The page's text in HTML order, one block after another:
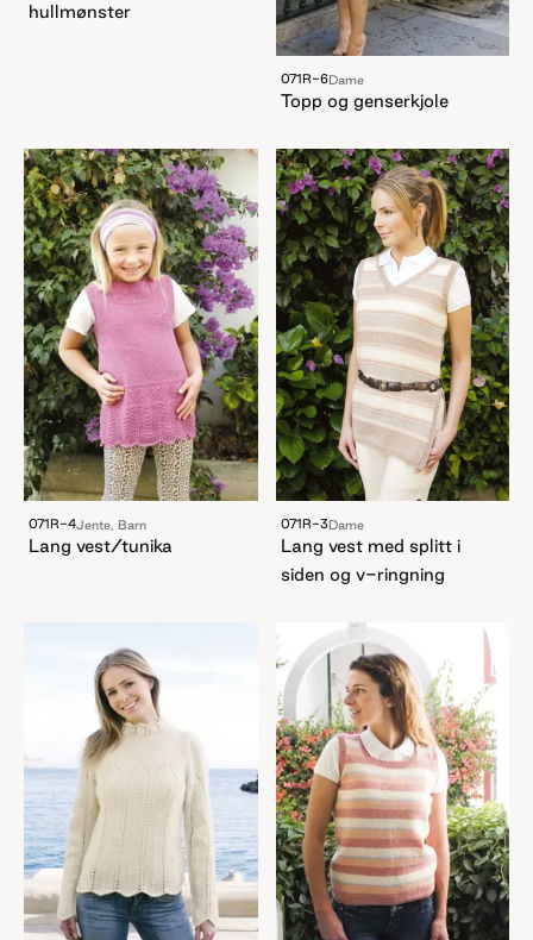
hullmønster
071R-6Dame
Topp og genserkjole
071R-4Jente, Barn
Lang vest/tunika
071R-3Dame
Lang vest med splitt i
siden og v-ringning